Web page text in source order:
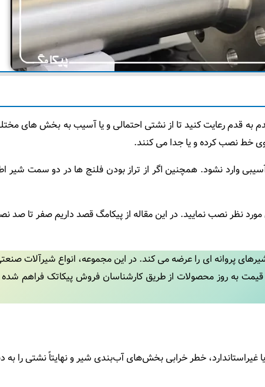
به قدم رعایت کنید تا از نشتی احتمالی و یا آسیب به بخش‌ های
روی خط نصب کرده و یا جدا می‌ کنند.
وارد نشود. همچنین اگر از تراز بودن فلنج‌ ها در دو سمت شیر
نظر نصب نمایید. در این مقاله از پیکامگ قصد داریم صفر تا صد
پروانه ای را عرضه می ‌کند. در این مجموعه، انواع شیرآلات
به‌ روز محصولات از طریق کارشناسان فروش پیکاتک فراهم شده
خطر خرابی بخش‌های آب‌بندی شیر و نهایتاً نشتی را به